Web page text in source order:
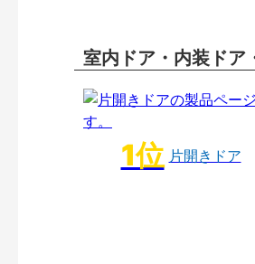
室内ドア・内装ドア
片開きドア